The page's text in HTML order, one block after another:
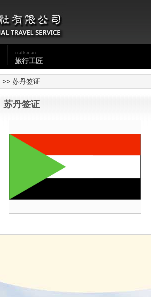
craftsman
旅行工匠
>> 苏丹签证
苏丹签证